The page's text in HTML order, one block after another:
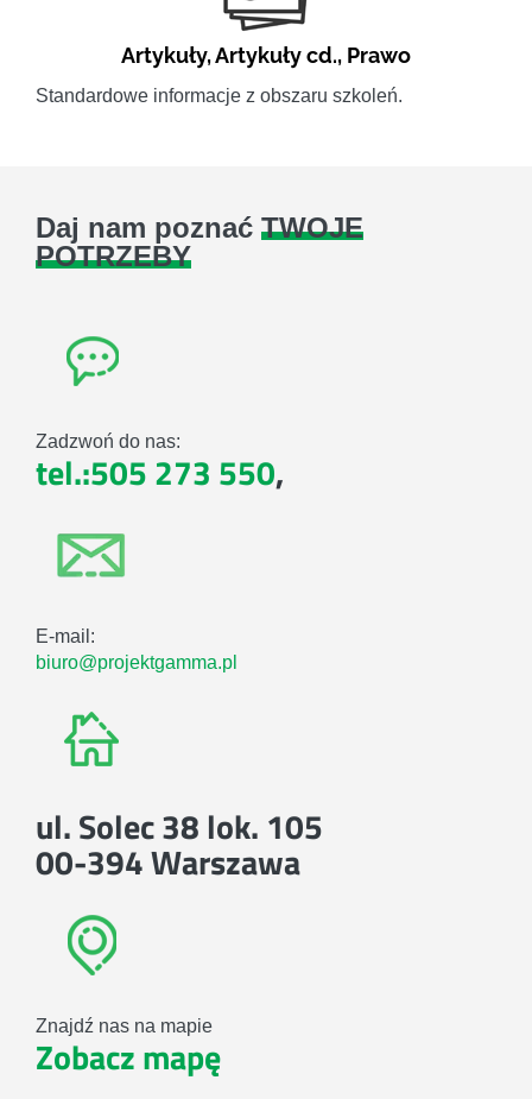
Artykuły,Artykuły cd., Prawo
Standardowe informacje z obszaru szkoleń.
Daj nam poznać TWOJE
POTRZEBY
Zadzwoń do nas:
tel.:505 273 550,
E-mail:
biuro@projektgamma.pl
ul. Solec 38 lok. 105
00-394 Warszawa
Znajdź nas na mapie
Zobacz mapę